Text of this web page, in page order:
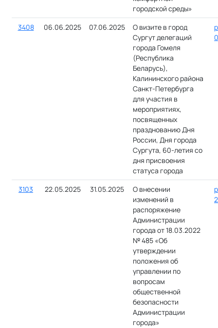
городской среды»
3408
06.06.2025 07.06.2025
О визите в город
Сургут делегаций
города Гомеля
(Республика
Беларусь),
Калининского района
Санкт-Петербурга
для участия в
мероприятиях,
посвященных
празднованию Дня
России, Дня города
Сургута, 60-летия со
дня присвоения
статуса города
3103 22.05.2025 31.05.2025
О внесении
изменений в
распоряжение
Администрации
города от 18.03.2022
№ 485 «Об
утверждении
положения об
управлении по
вопросам
общественной
безопасности
Администрации
города»